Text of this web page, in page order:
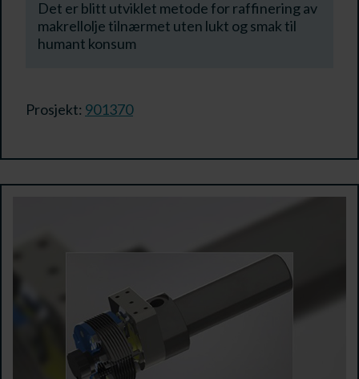
Det er blitt utviklet metode for raffinering av
makrellolje tilnærmet uten lukt og smak til
humant konsum
Prosjekt: 901370